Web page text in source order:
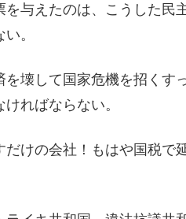
を与えたのは、こうした民
。
を壊して国家危機を招くす
ればならない。
だけの会社！もはや国税で